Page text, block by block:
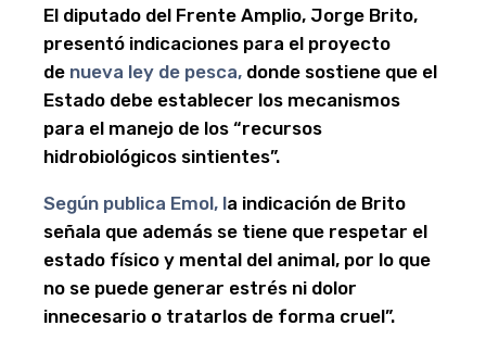
El diputado del Frente Amplio, Jorge Brito,
presentó indicaciones para el proyecto
de nueva ley de pesca, donde sostiene que el
Estado debe establecer los mecanismos
para el manejo de los “recursos
hidrobiológicos sintientes”.
Según publica Emol, la indicación de Brito
señala que además se tiene que respetar el
estado físico y mental del animal, por lo que
no se puede generar estrés ni dolor
innecesario o tratarlos de forma cruel”.